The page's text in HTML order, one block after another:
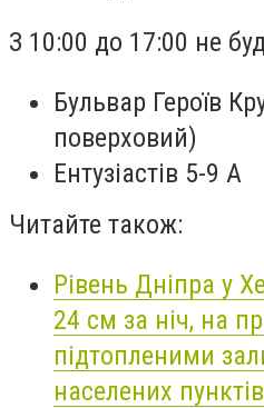
З 10:00 до 17:00 не
Бульвар Героїв
поверховий)
Ентузіастів 5-9 А
Читайте також:
Рівень Дніпра у
24 см за ніч, на
підтопленими
населених